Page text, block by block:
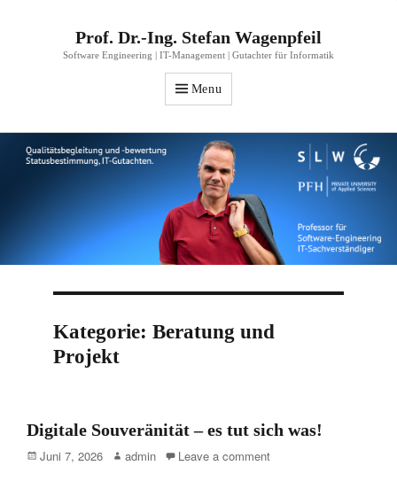
Prof. Dr.-Ing. Stefan Wagenpfeil
Software Engineering | IT-Management | Gutachter für Informatik
Menu
Kategorie: Beratung und
Projekt
Digitale Souveränität – es tut sich was!
Posted
Juni 7, 2026 Author
admin Leave a comment